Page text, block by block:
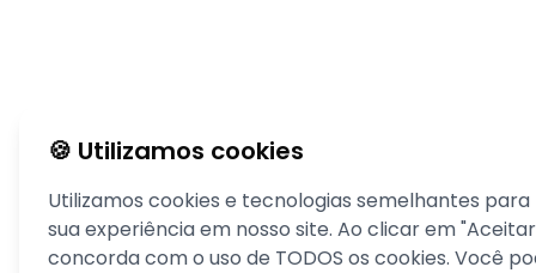
🍪 Utilizamos cookies
Utilizamos cookies e tecnologias semelhantes
sua experiência em nosso site. Ao clicar em
concorda com o uso de TODOS os cookies. Você